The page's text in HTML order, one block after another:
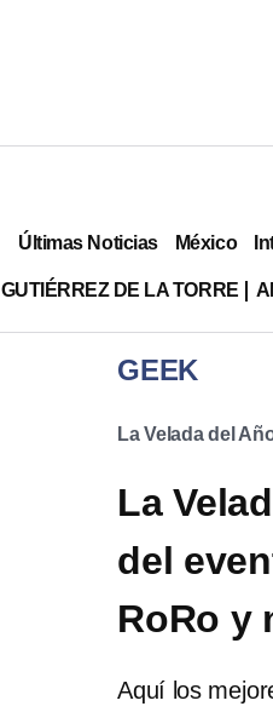
Últimas Noticias México
GUTIÉRREZ DE LA TORRE
GEEK
La Velada del
La
del
RoRo y
Aquí los